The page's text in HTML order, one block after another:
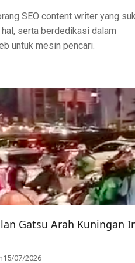
SEO content writer yang
serta berdedikasi dalam
untuk mesin pencari.
Gatsu Arah Kuningan
15/07/2026